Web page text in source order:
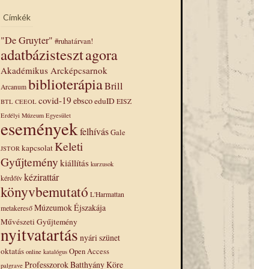
Címkék
"De Gruyter" #ruhatárvan!
adatbázistesztagora
Akadémikus Arcképcsarnok
Arcanum biblioterápiaBrill
BTL CEEOL covid-19 ebscoeduID EISZ
Erdélyi Múzeum Egyesület
eseményekfelhívásGale
JSTOR kapcsolatKeleti
Gyűjtemény kiállítás kurzusok
kérdőív kézirattár
könyvbemutató L'Harmattan
metakereső Múzeumok Éjszakája
Művészeti Gyűjtemény
nyitvatartás nyári szünet
oktatás online katalógus Open Access
palgrave Professzorok Batthyány Köre